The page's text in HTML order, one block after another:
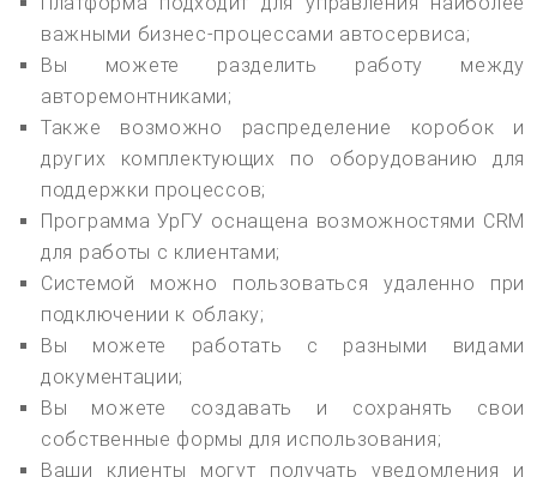
важными бизнес-процессами автосервиса;
Вы можете разделить работу между
авторемонтниками;
Также возможно распределение коробок и
других комплектующих по оборудованию для
поддержки процессов;
Программа УрГУ оснащена возможностями CRM
для работы с клиентами;
Системой можно пользоваться удаленно при
подключении к облаку;
Вы можете работать с разными видами
документации;
Вы можете создавать и сохранять свои
собственные формы для использования;
Ваши клиенты могут получать уведомления и